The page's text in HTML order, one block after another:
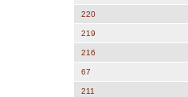
220
219
216
67
211